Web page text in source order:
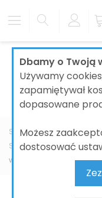
Dbamy o Twoją
Używamy
zapamiętywał
dopasowane
Możesz
dostosować
Strona główna
STELAŻE I SPŁUCZKI
wąskie stelaże do WC